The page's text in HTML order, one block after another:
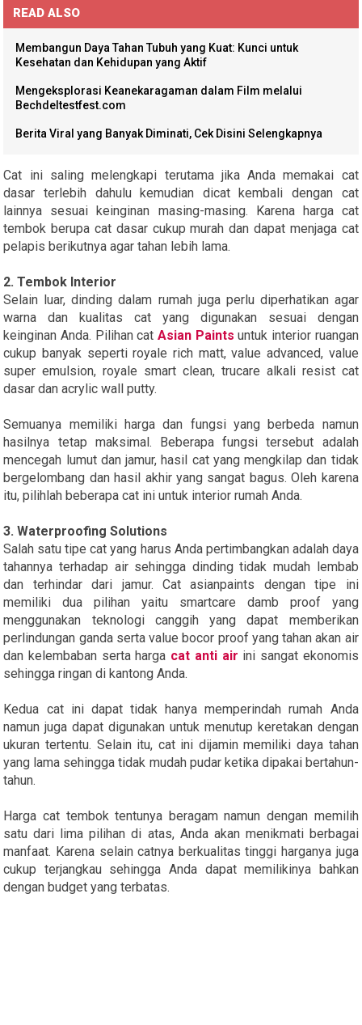
READ ALSO
Membangun Daya Tahan Tubuh yang Kuat: Kunci untuk
Kesehatan dan Kehidupan yang Aktif
Mengeksplorasi Keanekaragaman dalam Film melalui
Bechdeltestfest.com
Berita Viral yang Banyak Diminati, Cek Disini Selengkapnya
Cat ini saling melengkapi terutama jika Anda memakai cat
dasar terlebih dahulu kemudian dicat kembali dengan cat
lainnya sesuai keinginan masing-masing. Karena harga cat
tembok berupa cat dasar cukup murah dan dapat menjaga cat
pelapis berikutnya agar tahan lebih lama.
2. Tembok Interior
Selain luar, dinding dalam rumah juga perlu diperhatikan agar
warna dan kualitas cat yang digunakan sesuai dengan
keinginan Anda. Pilihan cat Asian Paints untuk interior ruangan
cukup banyak seperti royale rich matt, value advanced, value
super emulsion, royale smart clean, trucare alkali resist cat
dasar dan acrylic wall putty.
Semuanya memiliki harga dan fungsi yang berbeda namun
hasilnya tetap maksimal. Beberapa fungsi tersebut adalah
mencegah lumut dan jamur, hasil cat yang mengkilap dan tidak
bergelombang dan hasil akhir yang sangat bagus. Oleh karena
itu, pilihlah beberapa cat ini untuk interior rumah Anda.
3. Waterproofing Solutions
Salah satu tipe cat yang harus Anda pertimbangkan adalah daya
tahannya terhadap air sehingga dinding tidak mudah lembab
dan terhindar dari jamur. Cat asianpaints dengan tipe ini
memiliki dua pilihan yaitu smartcare damb proof yang
menggunakan teknologi canggih yang dapat memberikan
perlindungan ganda serta value bocor proof yang tahan akan air
dan kelembaban serta harga cat anti air ini sangat ekonomis
sehingga ringan di kantong Anda.
Kedua cat ini dapat tidak hanya memperindah rumah Anda
namun juga dapat digunakan untuk menutup keretakan dengan
ukuran tertentu. Selain itu, cat ini dijamin memiliki daya tahan
yang lama sehingga tidak mudah pudar ketika dipakai bertahun-
tahun.
Harga cat tembok tentunya beragam namun dengan memilih
satu dari lima pilihan di atas, Anda akan menikmati berbagai
manfaat. Karena selain catnya berkualitas tinggi harganya juga
cukup terjangkau sehingga Anda dapat memilikinya bahkan
dengan budget yang terbatas.